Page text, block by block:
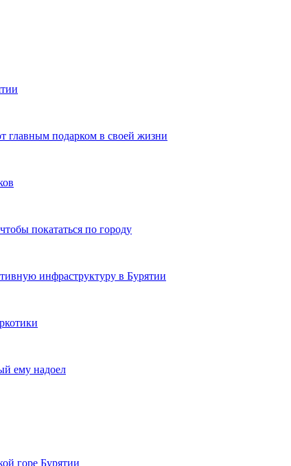
главным подарком в своей жизни
покататься по городу
инфраструктуру в Бурятии
ему надоел
горе Бурятии